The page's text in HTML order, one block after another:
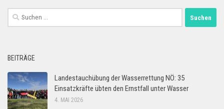
Suchen
nach:
BEITRÄGE
Landestauchübung der Wasserrettung NÖ: 35
Einsatzkräfte übten den Ernstfall unter Wasser
4. MAI 2026